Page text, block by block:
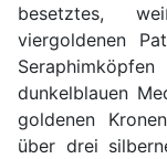
besetztes,
viergoldenen
dunkelblauen
goldenen
über drei